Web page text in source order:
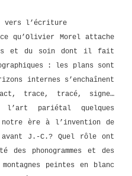
vers l’écriture
qu’Olivier Morel attache
et du soin dont il fait
: les plans sont
internes s’enchaînent
trace, tracé, signe…
l’art pariétal quelques
ère à l’invention de
J.-C.? Quel rôle ont
des phonogrammes et des
peintes en blanc